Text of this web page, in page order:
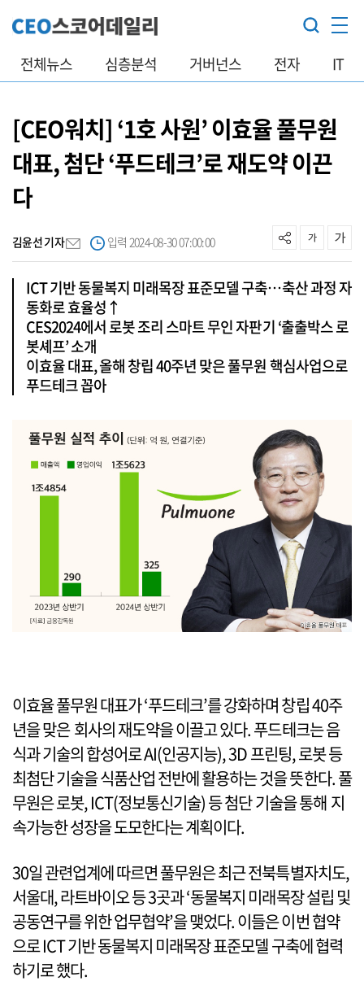
전체뉴스 심층분석 거버넌스 전자 IT
[CEO워치] ‘1호 사원’ 이효율 풀무원
대표, 첨단 ‘푸드테크’로 재도약 이끈
다
김윤선 기자 입력 2024-08-30 07:00:00
ICT 기반 동물복지 미래목장 표준모델 구축…축산 과정 자
동화로 효율성↑
CES2024에서 로봇 조리 스마트 무인 자판기 ‘출출박스 로
봇셰프’ 소개
이효율 대표, 올해 창립 40주년 맞은 풀무원 핵심사업으로
푸드테크 꼽아
이효율 풀무원 대표가 ‘푸드테크’를 강화하며 창립 40주
년을 맞은 회사의 재도약을 이끌고 있다. 푸드테크는 음
식과 기술의 합성어로 AI(인공지능), 3D 프린팅, 로봇 등
최첨단 기술을 식품산업 전반에 활용하는 것을 뜻한다. 풀
무원은 로봇, ICT(정보통신기술) 등 첨단 기술을 통해 지
속가능한 성장을 도모한다는 계획이다.
30일 관련업계에 따르면 풀무원은 최근 전북특별자치도,
서울대, 라트바이오 등 3곳과 ‘동물복지 미래목장 설립 및
공동연구를 위한 업무협약’을 맺었다. 이들은 이번 협약
으로 ICT 기반 동물복지 미래목장 표준모델 구축에 협력
하기로 했다.